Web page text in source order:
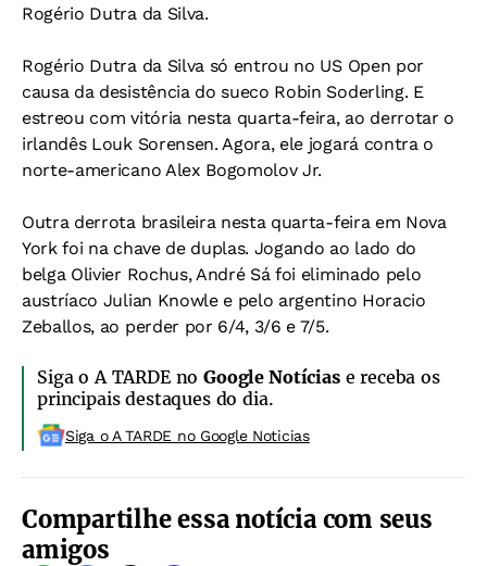
Rogério Dutra da Silva.
Rogério Dutra da Silva só entrou no US Open por
causa da desistência do sueco Robin Soderling. E
estreou com vitória nesta quarta-feira, ao derrotar o
irlandês Louk Sorensen. Agora, ele jogará contra o
norte-americano Alex Bogomolov Jr.
Outra derrota brasileira nesta quarta-feira em Nova
York foi na chave de duplas. Jogando ao lado do
belga Olivier Rochus, André Sá foi eliminado pelo
austríaco Julian Knowle e pelo argentino Horacio
Zeballos, ao perder por 6/4, 3/6 e 7/5.
Siga o A TARDE noGoogle Notíciase receba os
principais destaques do dia.
Siga o A TARDE no Google Noticias
Compartilhe essa notícia com seus
amigos